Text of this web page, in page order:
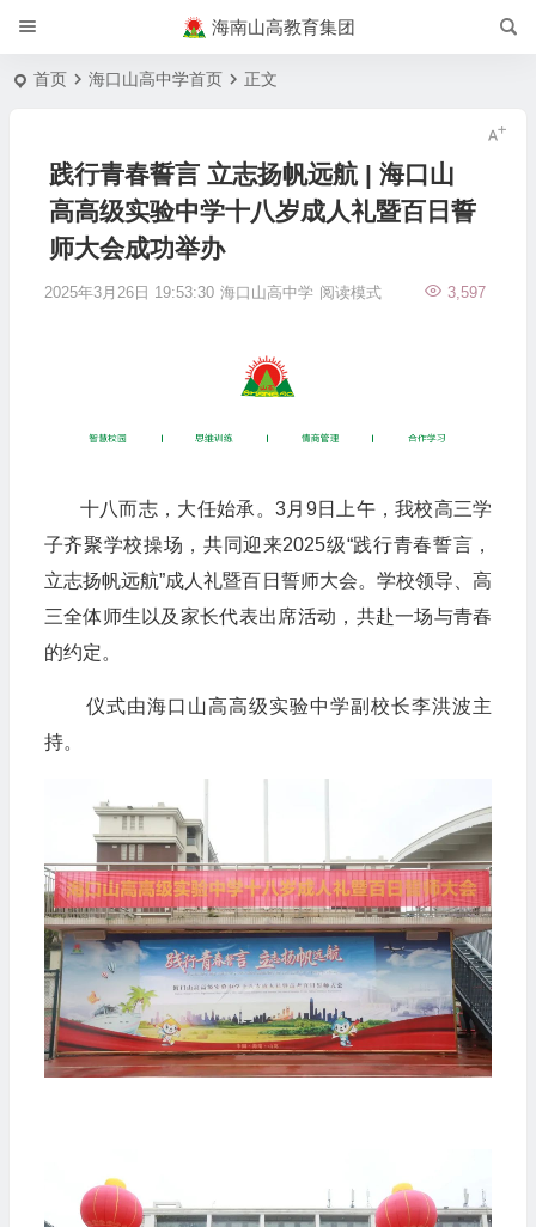
海南山高教育集团
首页 海口山高中学首页 正文
践行青春誓言 立志扬帆远航 | 海口山
高高级实验中学十八岁成人礼暨百日誓
师大会成功举办
2025年3月26日 19:53:30 海口山高中学 3,597
阅读模式
十八而志，大任始承。3月9日上午，我校高三学
子齐聚学校操场，共同迎来2025级“践行青春誓言，
立志扬帆远航”成人礼暨百日誓师大会。学校领导、高
三全体师生以及家长代表出席活动，共赴一场与青春
的约定。
仪式由海口山高高级实验中学副校长李洪波主
持。